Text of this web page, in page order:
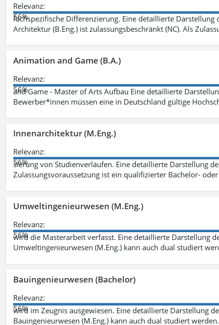
Relevanz:
56%
fachspezifische Differenzierung. Eine detaillierte
Architektur (B.Eng.) ist zulassungsbeschränkt (NC). Als
Animation and Game (B.A.)
Relevanz:
56%
and Game - Master of Arts Aufbau Eine detaillierte
Bewerber*innen müssen eine in Deutschland gültige
Innenarchitektur (M.Eng.)
Relevanz:
56%
sierung von Studienverläufen. Eine detaillierte Darstellung
Zulassungsvoraussetzung ist ein qualifizierter Bachelor-
Umweltingenieurwesen (M.Eng.)
Relevanz:
56%
wird die Masterarbeit verfasst. Eine detaillierte Darstellung
Umweltingenieurwesen (M.Eng.) kann auch dual studiert
Bauingenieurwesen (Bachelor)
Relevanz:
56%
wird im Zeugnis ausgewiesen. Eine detaillierte Darstellung
Bauingenieurwesen (M.Eng.) kann auch dual studiert